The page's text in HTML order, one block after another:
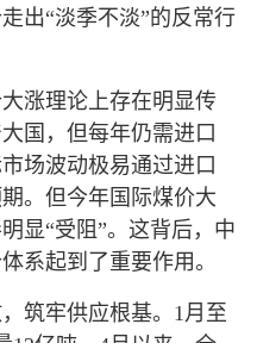
出“淡季不淡”的反常行
涨理论上存在明显传
国，但每年仍需进口
场波动极易通过进口
。但今年国际煤价大
显“受阻”。这背后，中
系起到了重要作用。
筑牢供应根基。1月至